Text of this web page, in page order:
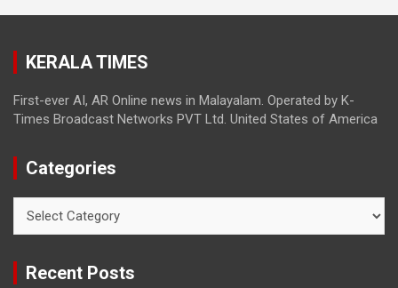
KERALA TIMES
First-ever AI, AR Online news in Malayalam. Operated by K-
Times Broadcast Networks PVT Ltd. United States of America
Categories
Recent Posts